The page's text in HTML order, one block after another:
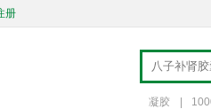
册
凝胶